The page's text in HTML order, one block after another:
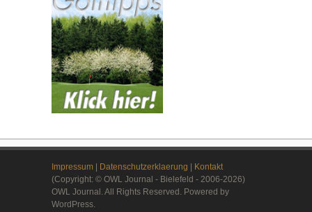
Impressum Datenschutzerklaerung
Kontakt
(Copyright: © OWL Journal - Bielefeld - 2006-2026)
OWL Journal. All Rights Reserved. Powered by
WordPress.